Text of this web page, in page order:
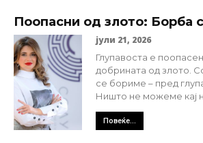
Поопасни од злото: Борба
јули 21, 2026
Глупавоста е
добрината од злото.
се бориме – пред
Ништо не можеме кај
Повеќе...